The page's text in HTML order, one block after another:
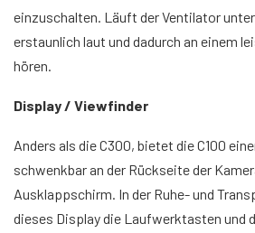
einzuschalten. Läuft der Ventilator
erstaunlich laut und dadurch an einem
hören.
Display / Viewfinder
Anders als die C300, bietet die C100
schwenkbar an der Rückseite der
Ausklappschirm. In der Ruhe- und
dieses Display die Laufwerktasten und